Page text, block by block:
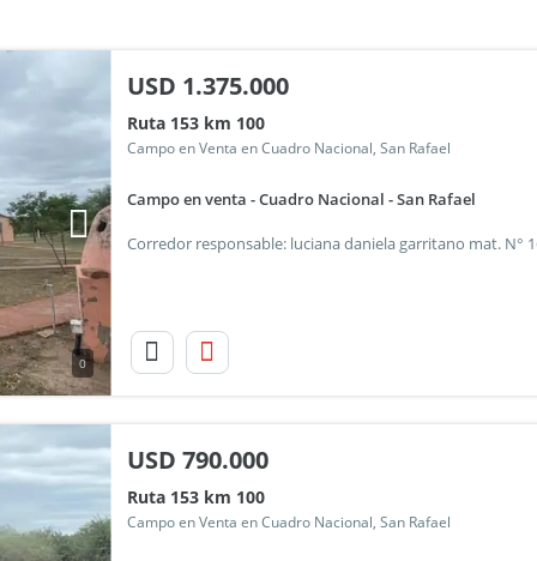
0
USD 1.375.000
Ruta 153 km 100
Campo en Venta en Cuadro Nacional, San Rafael
Campo en venta - Cuadro Nacional - San Rafael
USD 790.000
Ruta 153 km 100
Campo en Venta en Cuadro Nacional, San Rafael